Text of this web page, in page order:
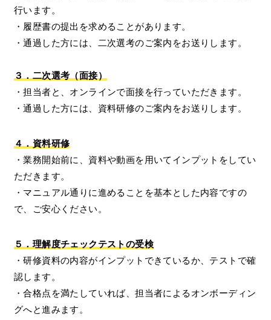
行います。
・履歴書の提出を求めることがあります。
・通過した方には、二次選考のご案内をお送りします。
３．二次選考（面接）
・担当者と、オンラインで面接を行っていただきます。
・通過した方には、資料研修のご案内をお送りします。
４．資料研修
・業務開始前に、資料や動画を用いてインプットをしてい
ただきます。
・マニュアル通りに進めることを基本とした内容ですの
で、ご安心ください。
５．理解度チェックテストの受検
・研修資料の内容がインプットできているか、テストで確
認します。
・合格点を満たしていれば、担当者によるオンボーディン
グへと進みます。